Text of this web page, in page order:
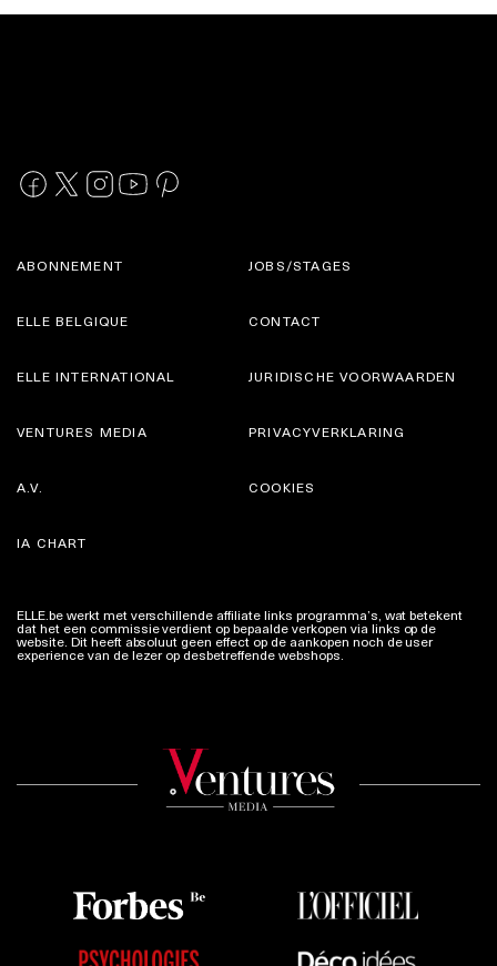
ABONNEMENT
ELLE BELGIQUE
JOBS/STAGES
CONTACT
ELLE INTERNATIONAL
VENTURES MEDIA
JURIDISCHE VOORWAARDEN
PRIVACYVERKLARING
A.V.
IA CHART
COOKIES
ELLE.be werkt met verschillende affiliate links programma’s, wat betekent
dat het een commissie verdient op bepaalde verkopen via links op de
website. Dit heeft absoluut geen effect op de aankopen noch de user
experience van de lezer op desbetreffende webshops.